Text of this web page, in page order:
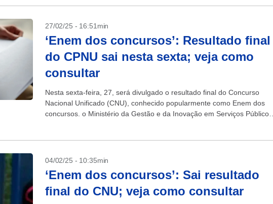
27/02/25 - 16:51min
‘Enem dos concursos’: Resultado final
do CPNU sai nesta sexta; veja como
consultar
Nesta sexta-feira, 27, será divulgado o resultado final do Concurso
Nacional Unificado (CNU), conhecido popularmente como Enem dos
concursos. o Ministério da Gestão e da Inovação em Serviços Públicos
04/02/25 - 10:35min
‘Enem dos concursos’: Sai resultado
final do CNU; veja como consultar